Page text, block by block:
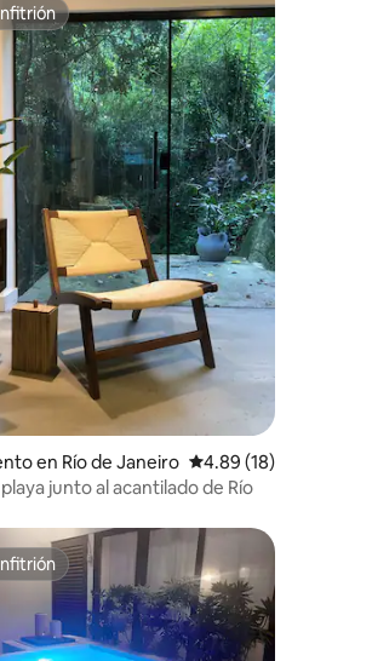
4.98 de 5, 59 reseñas
en Río de Janeiro Calificación
4.89 (18)
junto al acantilado de Río